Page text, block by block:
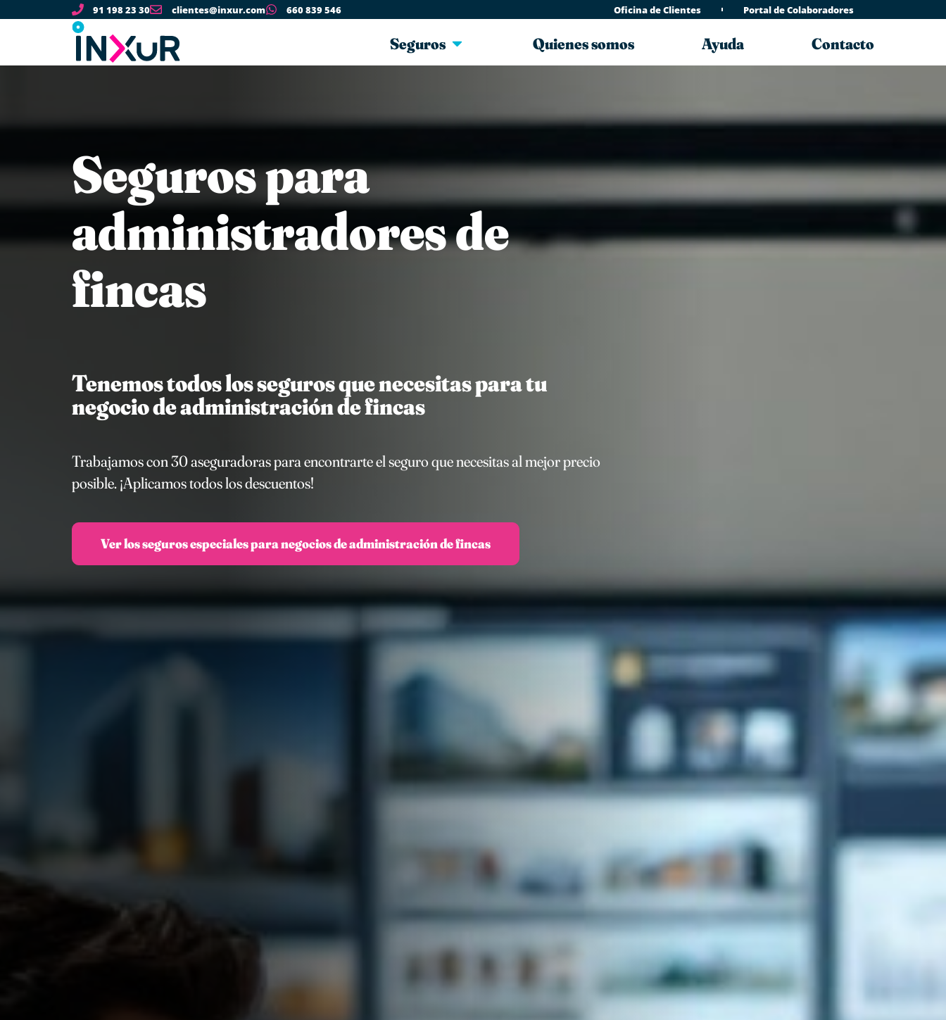
91 198 23 30 clientes@inxur.com 660 839 546 Oficina de Clientes Portal de Colaboradores
Seguros Quienes somos Ayuda Contacto
Seguros para
administradores de
fincas
Tenemos todos los seguros que necesitas para tu
negocio de administración de fincas
Trabajamos con 30 aseguradoras para encontrarte el seguro que necesitas al mejor precio
posible. ¡Aplicamos todos los descuentos!
Ver los seguros especiales para negocios de administración de fincas